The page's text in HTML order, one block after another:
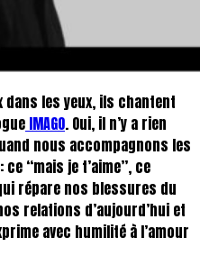
dans les yeux, ils chantent
IMAGO. Oui, il n’y a rien
nous accompagnons les
“mais je t’aime”, ce
répare nos blessures du
relations d’aujourd’hui et
avec humilité à l’amour